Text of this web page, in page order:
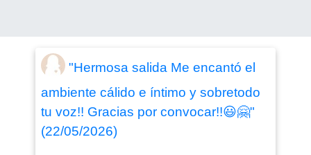
"Hermosa salida Me encantó el
ambiente cálido e íntimo y sobretodo
tu voz!! Gracias por convocar!!😃🤗"
(22/05/2026)